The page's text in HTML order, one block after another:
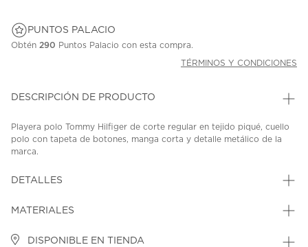
PUNTOS PALACIO
Obtén 290 Puntos Palacio con esta compra.
TÉRMINOS Y CONDICIONES
DESCRIPCIÓN DE PRODUCTO
Playera polo Tommy Hilfiger de corte regular en tejido piqué, cuello
polo con tapeta de botones, manga corta y detalle metálico de la
marca.
DETALLES
MATERIALES
DISPONIBLE EN TIENDA